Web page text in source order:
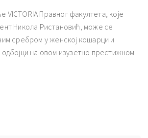
Правног факултета, које
Никола Ристановић, може се
сребром у женској кошарци и
на овом изузетно престижном